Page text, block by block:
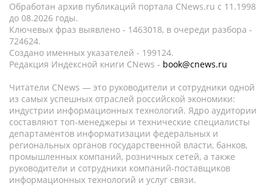
Обработан архив публикаций портала CNews.ru c 11.1998
до 08.2026 годы.
Ключевых фраз выявлено - 1463018, в очереди разбора -
724624.
Создано именных указателей - 199124.
Редакция Индексной книги CNews - book@cnews.ru
Читатели CNews — это руководители и сотрудники одной
из самых успешных отраслей российской экономики:
индустрии информационных технологий. Ядро аудитории
составляют топ-менеджеры и технические специалисты
департаментов информатизации федеральных и
региональных органов государственной власти, банков,
промышленных компаний, розничных сетей, а также
руководители и сотрудники компаний-поставщиков
информационных технологий и услуг связи.